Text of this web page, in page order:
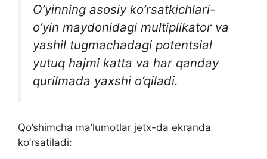
O’yinning asosiy ko’rsatkichlari-
o’yin maydonidagi multiplikator va
yashil tugmachadagi potentsial
yutuq hajmi katta va har qanday
qurilmada yaxshi o’qiladi.
Qo’shimcha ma’lumotlar jetx-da ekranda
ko’rsatiladi: